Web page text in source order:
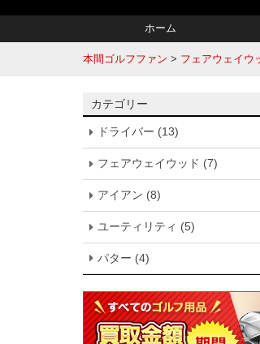
ホーム
本間ゴルフファン > フェアウェイウ
カテゴリー
ドライバー (13)
フェアウェイウッド (7)
アイアン (8)
ユーティリティ (5)
パター (4)